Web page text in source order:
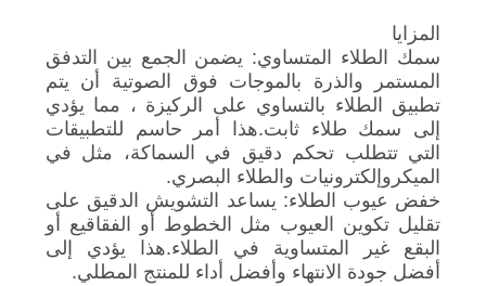
المزايا
سمك الطلاء المتساوي: يضمن الجمع بين التدفق
المستمر والذرة بالموجات فوق الصوتية أن يتم
تطبيق الطلاء بالتساوي على الركيزة ، مما يؤدي
إلى سمك طلاء ثابت.هذا أمر حاسم للتطبيقات
التي تتطلب تحكم دقيق في السماكة، مثل في
الميكروإلكترونيات والطلاء البصري.
خفض عيوب الطلاء: يساعد التشويش الدقيق على
تقليل تكوين العيوب مثل الخطوط أو الفقاقيع أو
البقع غير المتساوية في الطلاء.هذا يؤدي إلى
أفضل جودة الانتهاء وأفضل أداء للمنتج المطلي.